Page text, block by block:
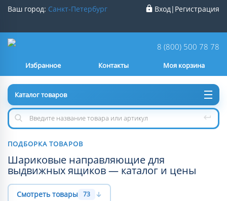
Ваш город: Санкт-Петербург
Нет
Вход| Регистрация
8 (800) 500 78 78
Контакты
Избранное Моя корзина
Каталог товаров
ПОДБОРКА ТОВАРОВ
Шариковые направляющие для
выдвижных ящиков — каталог и цены
Смотреть товары 73